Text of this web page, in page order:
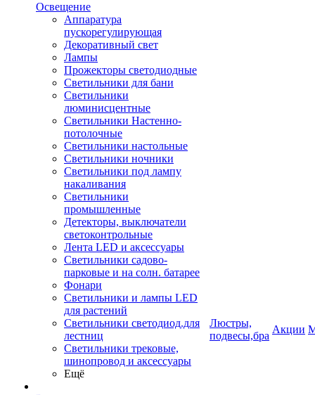
Освещение
Аппаратура
пускорегулирующая
Декоративный свет
Лампы
Прожекторы светодиодные
Светильники для бани
Светильники
люминисцентные
Светильники Настенно-
потолочные
Светильники настольные
Светильники ночники
Светильники под лампу
накаливания
Светильники
промышленные
Детекторы, выключатели
светоконтрольные
Лента LED и аксессуары
Светильники садово-
парковые и на солн. батарее
Фонари
Светильники и лампы LED
для растений
Светильники светодиод.для
лестниц
Светильники трековые,
шинопровод и аксессуары
Ещё
Люстры,
подвесы,бра
Акции